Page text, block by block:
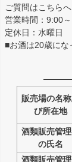
ご質問はこちら
営業時間：9:00
定休日：水曜日
■お酒は20歳にな
販売場の名称
び所在地
酒類販売管
の氏名
酒類販売管